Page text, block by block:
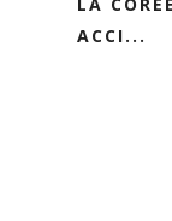
LA
ACCI...